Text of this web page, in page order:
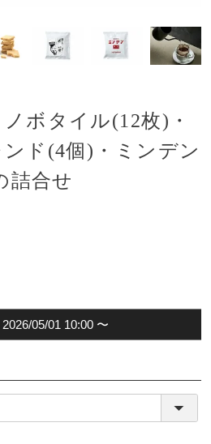
ボタイル(12枚)・
ド(4個)・ミンデン
詰合せ
2026/05/01 10:00 〜